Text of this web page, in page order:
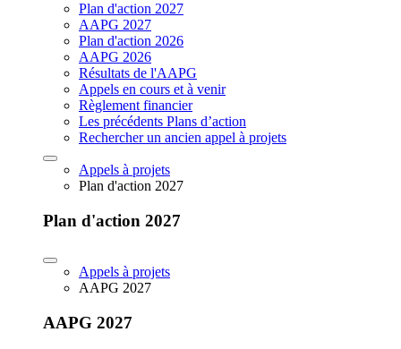
Plan d'action 2027
AAPG 2027
Plan d'action 2026
AAPG 2026
Résultats de l'AAPG
Appels en cours et à venir
Règlement financier
Les précédents Plans d’action
Rechercher un ancien appel à projets
Appels à projets
Plan d'action 2027
Plan d'action 2027
Appels à projets
AAPG 2027
AAPG 2027